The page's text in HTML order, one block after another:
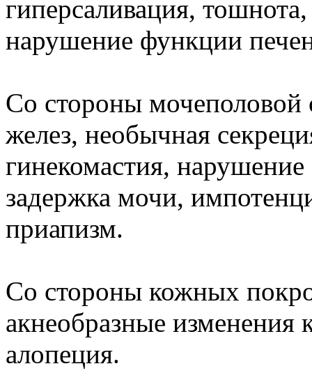
гиперсаливация,
нарушение функции
Со стороны мочеполовой
желез, необычная
гинекомастия,
задержка мочи,
приапизм.
Со стороны кожных
акнеобразные изменения
алопеция.